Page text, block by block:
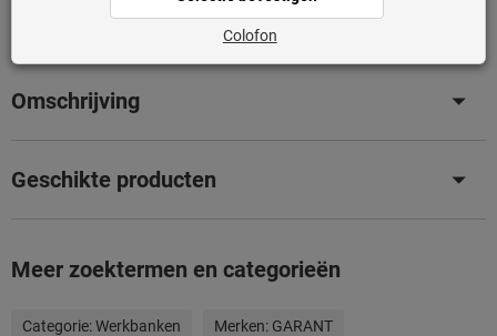
Productdetails
Omschrijving
Geschikte producten
Meer zoektermen en categorieën
Categorie:Werkbanken Merken: GARANT